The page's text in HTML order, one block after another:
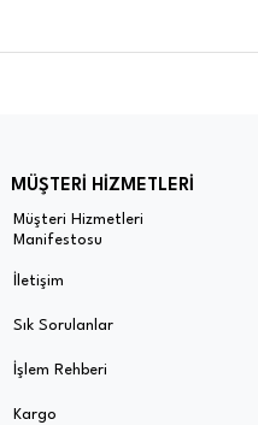
MÜŞTERİ HİZMETLERİ
Müşteri Hizmetleri
Manifestosu
İletişim
Sık Sorulanlar
İşlem Rehberi
Kargo